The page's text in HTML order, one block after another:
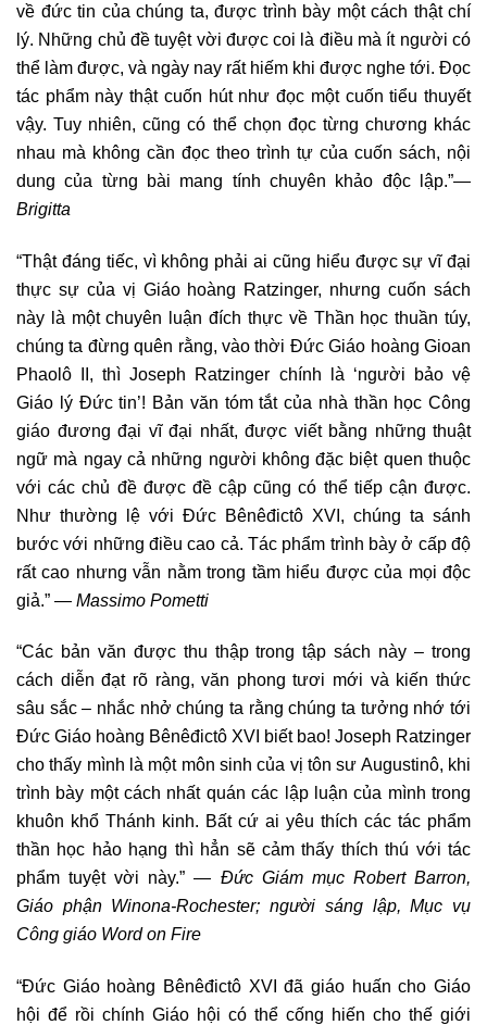
về đức tin của chúng ta, được trình bày một cách thật chí
lý. Những chủ đề tuyệt vời được coi là điều mà ít người có
thể làm được, và ngày nay rất hiếm khi được nghe tới. Đọc
tác phẩm này thật cuốn hút như đọc một cuốn tiểu thuyết
vậy. Tuy nhiên, cũng có thể chọn đọc từng chương khác
nhau mà không cần đọc theo trình tự của cuốn sách, nội
dung của từng bài mang tính chuyên khảo độc lập.”—
Brigitta
“Thật đáng tiếc, vì không phải ai cũng hiểu được sự vĩ đại
thực sự của vị Giáo hoàng Ratzinger, nhưng cuốn sách
này là một chuyên luận đích thực về Thần học thuần túy,
chúng ta đừng quên rằng, vào thời Đức Giáo hoàng Gioan
Phaolô II, thì Joseph Ratzinger chính là ‘người bảo vệ
Giáo lý Đức tin’! Bản văn tóm tắt của nhà thần học Công
giáo đương đại vĩ đại nhất, được viết bằng những thuật
ngữ mà ngay cả những người không đặc biệt quen thuộc
với các chủ đề được đề cập cũng có thể tiếp cận được.
Như thường lệ với Đức Bênêđictô XVI, chúng ta sánh
bước với những điều cao cả. Tác phẩm trình bày ở cấp độ
rất cao nhưng vẫn nằm trong tầm hiểu được của mọi độc
giả.” — Massimo Pometti
“Các bản văn được thu thập trong tập sách này – trong
cách diễn đạt rõ ràng, văn phong tươi mới và kiến thức
sâu sắc – nhắc nhở chúng ta rằng chúng ta tưởng nhớ tới
Đức Giáo hoàng Bênêđictô XVI biết bao! Joseph Ratzinger
cho thấy mình là một môn sinh của vị tôn sư Augustinô, khi
trình bày một cách nhất quán các lập luận của mình trong
khuôn khổ Thánh kinh. Bất cứ ai yêu thích các tác phẩm
thần học hảo hạng thì hẳn sẽ cảm thấy thích thú với tác
phẩm tuyệt vời này.” — Đức Giám mục Robert Barron,
Giáo phận Winona-Rochester; người sáng lập, Mục vụ
Công giáo Word on Fire
“Đức Giáo hoàng Bênêđictô XVI đã giáo huấn cho Giáo
hội để rồi chính Giáo hội có thể cống hiến cho thế giới